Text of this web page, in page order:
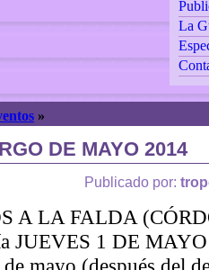
La
»
DE MAYO 2014
Publicado por:
A LA FALDA
JUEVES 1 DE